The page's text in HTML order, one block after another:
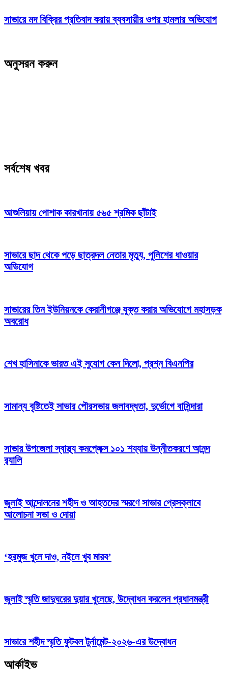
সাভারে মদ বিক্রির প্রতিবাদ করায় ব্যবসায়ীর ওপর হামলার অভিযোগ
অনুসরন করুন
সর্বশেষ খবর
আশুলিয়ায় পোশাক কারখানায় ৫৬৫ শ্রমিক ছাঁটাই
সাভারে ছাদ থেকে পড়ে ছাত্রদল নেতার মৃত্যু, পুলিশের ধাওয়ার
অভিযোগ
সাভারের তিন ইউনিয়নকে কেরানীগঞ্জে যুক্ত করার অভিযোগে মহাসড়ক
অবরোধ
শেখ হাসিনাকে ভারত এই সুযোগ কেন দিলো, প্রশ্ন বিএনপির
সামান্য বৃষ্টিতেই সাভার পৌরসভায় জলাবদ্ধতা, দুর্ভোগে বাসিন্দারা
সাভার উপজেলা স্বাস্থ্য কমপ্লেক্স ১০১ শয্যায় উন্নীতকরণে আনন্দ
র‍্যালি
জুলাই আন্দোলনের শহীদ ও আহতদের স্মরণে সাভার প্রেসক্লাবে
আলোচনা সভা ও দোয়া
‘হরমুজ খুলে দাও, নইলে খুব মারব’
জুলাই স্মৃতি জাদুঘরের দুয়ার খুলেছে, উদ্বোধন করলেন প্রধানমন্ত্রী
সাভারে শহীদ স্মৃতি ফুটবল টুর্নামেন্ট-২০২৬-এর উদ্বোধন
আর্কাইভ